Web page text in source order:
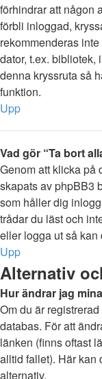
förhindrar att någon
förbli inloggad,
rekommenderas
dator, t.ex. bibliotek,
denna kryssruta så
funktion.
Upp
Vad gör “Ta bort
Genom att klicka på
skapats av phpBB3
som håller dig
trådar du läst och
eller logga ut så kan
Upp
Alternativ
Hur ändrar jag
Om du är
databas. För att
länken (finns oftast
alltid fallet). Här kan
alternativ.